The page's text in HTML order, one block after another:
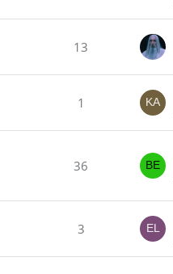
13
1
36
3